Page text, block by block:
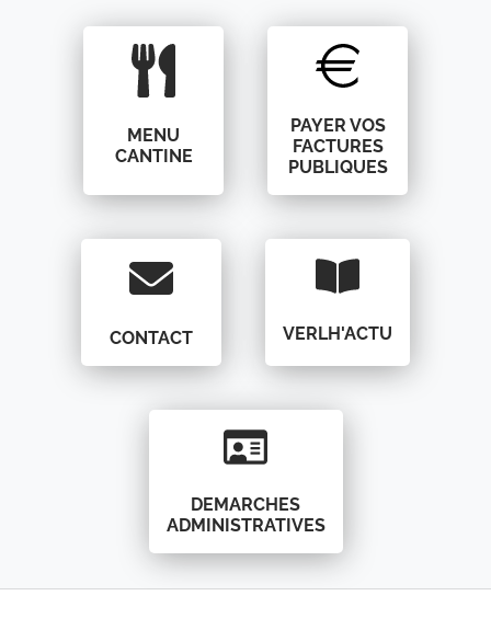
MENU
CANTINE
PAYER VOS
FACTURES
PUBLIQUES
CONTACT VERLH'ACTU
DEMARCHES
ADMINISTRATIVES